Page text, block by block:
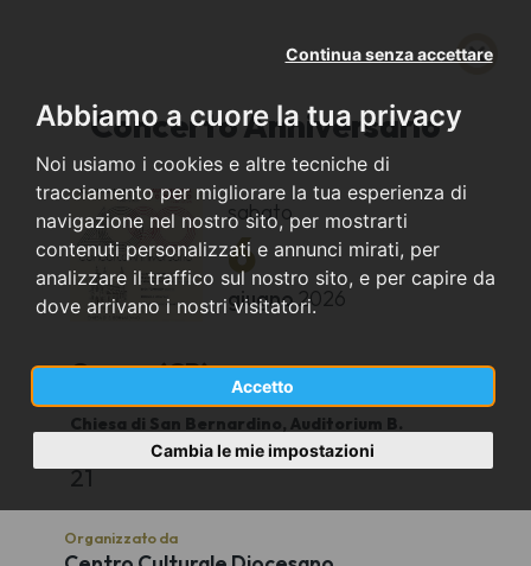
Abbiamo a cuore la tua privacy
Noi usiamo i cookies e altre tecniche di
tracciamento per migliorare la tua esperienza di
navigazione nel nostro sito, per mostrarti
contenuti personalizzati e annunci mirati, per
analizzare il traffico sul nostro sito, e per capire da
dove arrivano i nostri visitatori.
Accetto
Continua senza accettare
Cambia le mie impostazioni
Concerto Anniversario
sabato
6
giugno 2026
Crema (CR)
Chiesa di San Bernardino, Auditorium B.
21
Organizzato da